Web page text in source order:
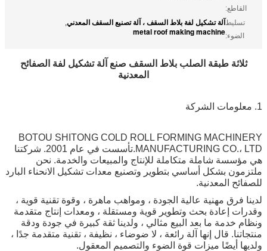
القاطع:
تسليط
الضوء:
آلة تشكيل لفة بلاط السقف ، آلة تصنيع السقف المعدني,
metal roof making machine
ثلاثة طبقة الصلب بلاط السقف صنع آلة تشكيل لفة الصفائح
المعدنية
1. معلومات الشركة
BOTOU SHITONG COLD ROLL FORMING MACHINERY
MANUFACTURING CO.، LTD.تأسست في عام 2001. شركتنا
هي مؤسسة شاملة متكاملة للإنتاج والمبيعات والخدمة. نحن
ملتزمون بشكل أساسي بتطوير وتصنيع معدات تشكيل الانحناء البارد
للصفائح المعدنية.
لدينا فرق مهنية عالية الجودة ، ومواهب ماهرة ، وقوة تقنية قوية ،
وقدرات إعادة بحث وتطوير قوية ومستقلة ، ومعدات إنتاج متقدمة
ونظام خدمة ما بعد البيع مثالي ، ولدينا ثقة كبيرة في جودة ودقة
منتجاتنا. قال إنها آلة رائعة ، لا ضوضاء ، نظيفة ، تقنية متقدمة جدًا ،
ولديها أيضًا ميزات قوة الضوء والتصميم المعقول.